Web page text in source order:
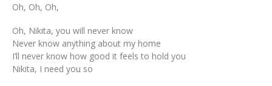
Oh, Oh, Oh,
Oh, Nikita, you will never know
Never know anything about my home
I’ll never know how good it feels to hold you
Nikita, I need you so